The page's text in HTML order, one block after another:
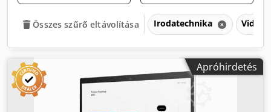
Összes szűrő eltávolítása Irodatechnika
Apróhirdetés